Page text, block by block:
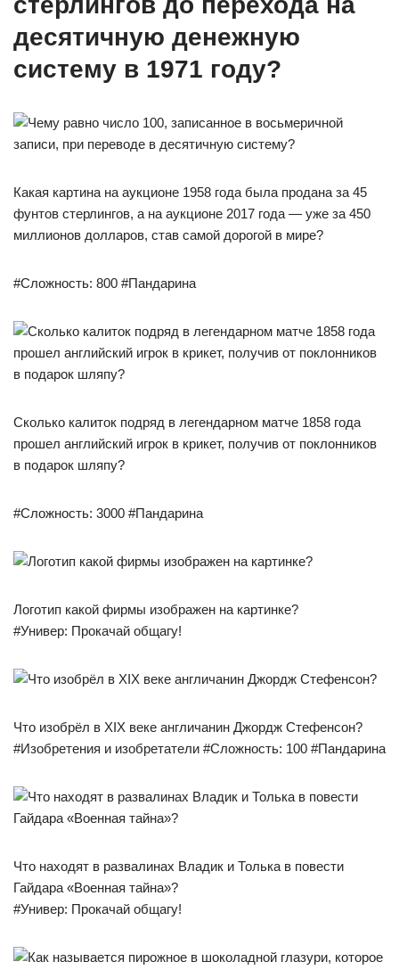
десятичную денежную
систему в 1971 году?
Какая картина на аукционе 1958 года была продана за 45
фунтов стерлингов, а на аукционе 2017 года — уже за 450
миллионов долларов, став самой дорогой в мире?
#Сложность: 800 #Пандарина
Сколько калиток подряд в легендарном матче 1858 года
прошел английский игрок в крикет, получив от поклонников
в подарок шляпу?
#Сложность: 3000 #Пандарина
Логотип какой фирмы изображен на картинке?
#Универ: Прокачай общагу!
Что изобрёл в XIX веке англичанин Джордж Стефенсон?
#Изобретения и изобретатели #Сложность: 100 #Пандарина
Что находят в развалинах Владик и Толька в повести
Гайдара «Военная тайна»?
#Универ: Прокачай общагу!